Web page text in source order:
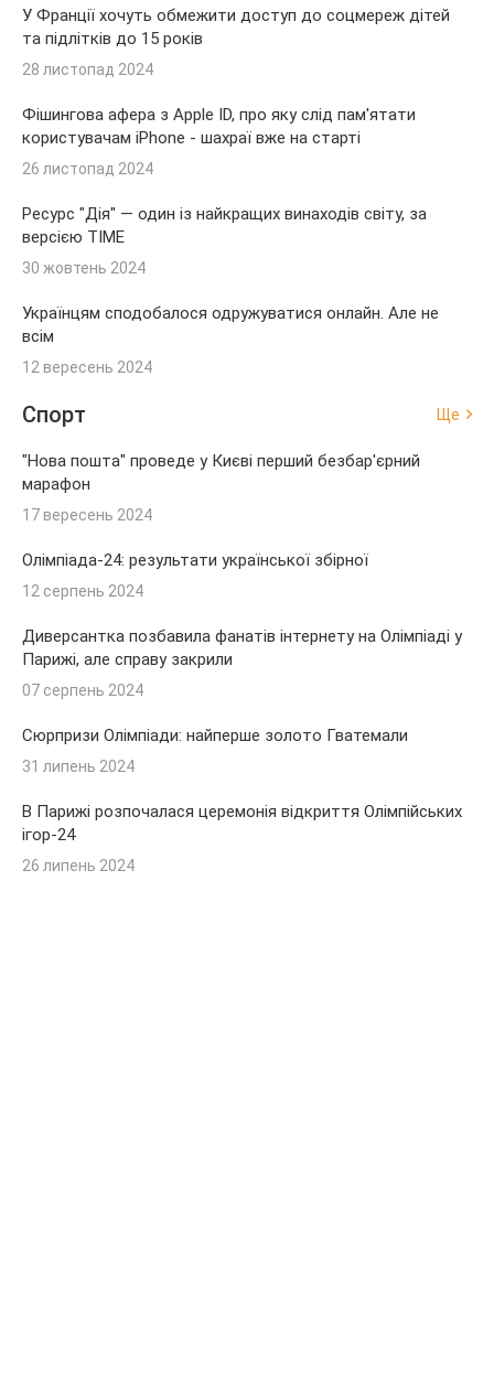
У Франції хочуть обмежити доступ до соцмереж дітей
та підлітків до 15 років
28 листопад 2024
Фішингова афера з Apple ID, про яку слід пам'ятати
користувачам iPhone - шахраї вже на старті
26 листопад 2024
Ресурс "Дія" — один із найкращих винаходів світу, за
версією TIME
30 жовтень 2024
Українцям сподобалося одружуватися онлайн. Але не
всім
12 вересень 2024
Спорт Ще
"Нова пошта" проведе у Києві перший безбар'єрний
марафон
17 вересень 2024
Олімпіада-24: результати української збірної
12 серпень 2024
Диверсантка позбавила фанатів інтернету на Олімпіаді у
Парижі, але справу закрили
07 серпень 2024
Сюрпризи Олімпіади: найперше золото Гватемали
31 липень 2024
В Парижі розпочалася церемонія відкриття Олімпійських
ігор-24
26 липень 2024